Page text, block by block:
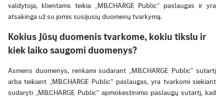
valdytoja, klientams teikia „MB.CHARGE Public“ paslaugas ir yra
atsakinga už su jomis susijusių duomenų tvarkymą.
Kokius Jūsų duomenis tvarkome, kokiu tikslu ir
kiek laiko saugomi duomenys?
Asmens duomenys, renkami sudarant „MB.CHARGE Public“ sutartį
arba teikiant „MB.CHARGE Public“ paslaugas, yra tvarkomi siekiant
sudaryti „MB.CHARGE Public“ apmokestinimo paslaugų sutartį, kad